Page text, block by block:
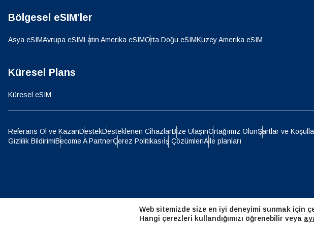
Bölgesel eSIM'ler
Asya eSIMAvrupa eSIMLatin Amerika eSIMOrta Doğu eSIMKuzey Amerika eSIM
Küresel Plans
Küresel eSIM
Referans Ol ve KazanDestekDesteklenen CihazlarBize UlaşınOrtağımız OlunŞartlar ve
Gizlilik BildirimiBecome A PartnerÇerez Politikasıİş ÇözümleriAile planları
Polski
简体中文
CAD - Kanada Doları
CHF - İsviçre Frangı
Web sitemizde size en iyi deneyimi sunmak için
Hangi çerezleri kullandığımızı öğrenebilir veya